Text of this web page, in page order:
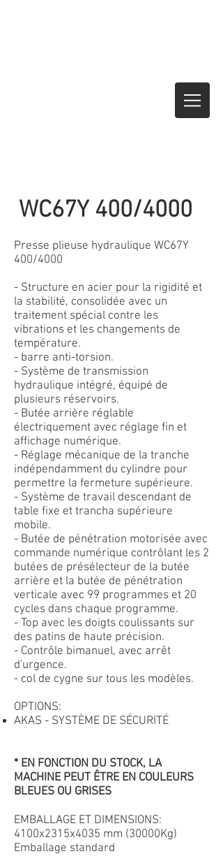
WC67Y 400/4000
Presse plieuse hydraulique WC67Y
400/4000
- Structure en acier pour la rigidité et
la stabilité, consolidée avec un
traitement spécial contre les
vibrations et les changements de
température.
- barre anti-torsion.
- Système de transmission
hydraulique intégré, équipé de
plusieurs réservoirs.
- Butée arrière réglable
électriquement avec réglage fin et
affichage numérique.
- Réglage mécanique de la tranche
indépendamment du cylindre pour
permettre la fermeture supérieure.
- Système de travail descendant de
table fixe et trancha supérieure
mobile.
- Butée de pénétration motorisée avec
commande numérique contrôlant les 2
butées de présélecteur de la butée
arrière et la butée de pénétration
verticale avec 99 programmes et 20
cycles dans chaque programme.
- Top avec les doigts coulissants sur
des patins de haute précision.
- Contrôle bimanuel, avec arrêt
d'urgence.
- col de cygne sur tous les modèles.
OPTIONS:
AKAS - SYSTÈME DE SÉCURITÉ
* EN FONCTION DU STOCK, LA
MACHINE PEUT ÊTRE EN COULEURS
BLEUES OU GRISES
EMBALLAGE ET DIMENSIONS:
4100x2315x4035 mm (30000Kg)
Emballage standard